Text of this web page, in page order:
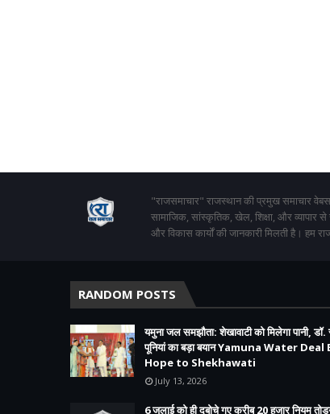
"राजसमाचार" राजस्थान की प्रमुख समाचार
सामाजिक, सांस्कृतिक, खेल, शिक्षा, और व्यापार
और विकास कार्यों की जानकारी मिलती है।
RANDOM POSTS
यमुना जल समझौता: शेखावाटी को मिलेगा पानी,
पूनियां का बड़ा बयान Yamuna Water
Hope to Shekhawati
July 13, 2026
6 जुलाई को ही दबोचे गए करीब 20 हजार नियम